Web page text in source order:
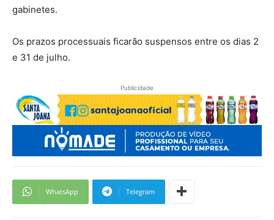
gabinetes.
Os prazos processuais ficarão suspensos entre os dias 2
e 31 de julho.
Publicidade
WhatsApp Telegram